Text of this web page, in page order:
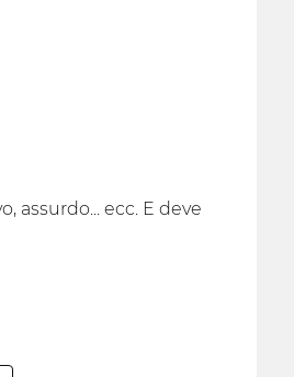
assurdo... ecc. E deve